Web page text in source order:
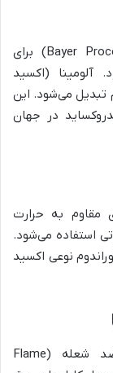
آلومینیوم هیدروکساید در فرآیند بایر (Bayer Process) برای
آلومینا (اکسید
تبدیل می‌شود. این
در جهان
مقاوم به حرارت
استفاده می‌شود.
نوعی اکسید
آلومینیوم هیدروکساید به‌عنوان پرکننده ضد شعله (Flame